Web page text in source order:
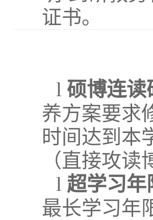
证书。
l 硕博连读
养方案要求
时间达到本
（直接攻
l 超学习年
最长学习年